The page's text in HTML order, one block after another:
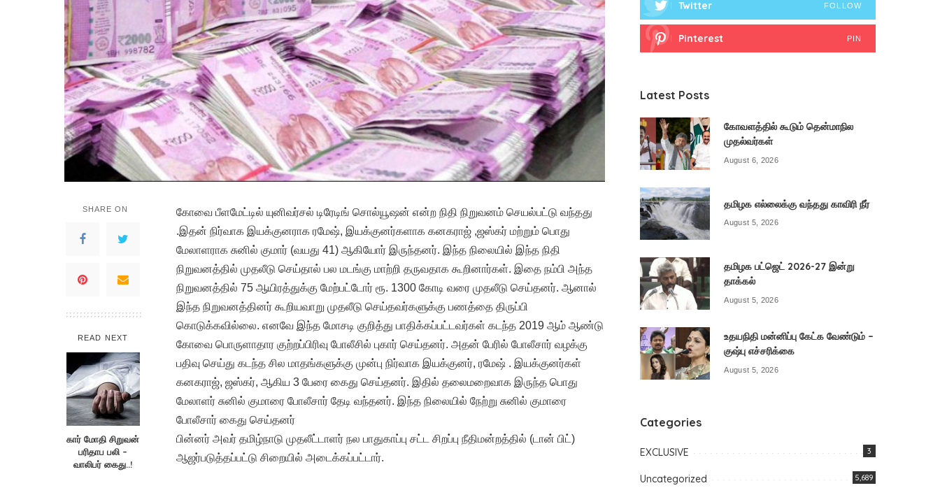
SHARE ON
READ NEXT
கார் மோதி சிறுவன்
பரிதாப பலி –
வாலிபர் கைது..!
கோவை பீளமேட்டில் யுனிவர்சல் டிரேடிங் சொல்யூஷன் என்ற நிதி நிறுவனம் செயல்பட்டு வந்தது
.இதன் நிர்வாக இயக்குனராக ரமேஷ், இயக்குனர்களாக கனகராஜ் ,ஜஸ்கர் மற்றும் பொது
மேலாளராக சுனில் குமார் (வயது 41) ஆகியோர் இருந்தனர். இந்த நிலையில் இந்த நிதி
நிறுவனத்தில் முதலீடு செய்தால் பல மடங்கு மாற்றி தருவதாக கூறினார்கள். இதை நம்பி அந்த
நிறுவனத்தில் 75 ஆயிரத்துக்கு மேற்பட்டோர் ரூ. 1300 கோடி வரை முதலீடு செய்தனர். ஆனால்
இந்த நிறுவனத்தினர் கூறியவாறு முதலீடு செய்தவர்களுக்கு பணத்தை திருப்பி
கொடுக்கவில்லை. எனவே இந்த மோசடி குறித்து பாதிக்கப்பட்டவர்கள் கடந்த 2019 ஆம் ஆண்டு
கோவை பொருளாதார குற்றப்பிரிவு போலீசில் புகார் செய்தனர். அதன் பேரில் போலீசார் வழக்கு
பதிவு செய்து கடந்த சில மாதங்களுக்கு முன்பு நிர்வாக இயக்குனர், ரமேஷ் . இயக்குனர்கள்
கனகராஜ், ஜஸ்கர், ஆகிய 3 பேரை கைது செய்தனர். இதில் தலைமறைவாக இருந்த பொது
மேலாளர் சுனில் குமாரை போலீசார் தேடி வந்தனர். இந்த நிலையில் நேற்று சுனில் குமாரை
போலீசார் கைது செய்தனர்
பின்னர் அவர் தமிழ்நாடு முதலீட்டாளர் நல பாதுகாப்பு சட்ட சிறப்பு நீதிமன்றத்தில் (டான் பிட்)
ஆஜர்படுத்தப்பட்டு சிறையில் அடைக்கப்பட்டார்.
Twitter FOLLOW
Pinterest PIN
Latest Posts
கோவளத்தில் கூடும் தென்மாநில
முதல்வர்கள்
August 6, 2026
தமிழக எல்லைக்கு வந்தது காவிரி நீர்
August 5, 2026
தமிழக பட்ஜெட் 2026-27 இன்று
தாக்கல்
August 5, 2026
உதயநிதி மன்னிப்பு கேட்க வேண்டும் –
குஷ்பு எச்சரிக்கை
August 5, 2026
Categories
EXCLUSIVE 3
Uncategorized 5,689